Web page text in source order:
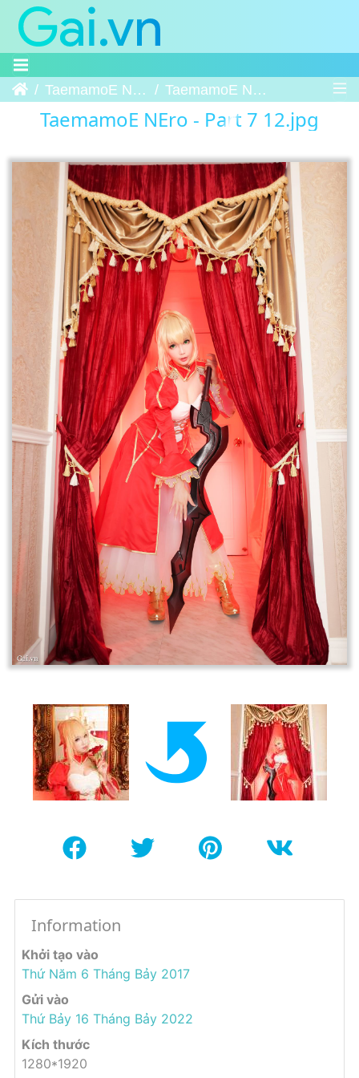
Trang chủTaemamoE NEro - Part 7 TaemamoE NEro - Part 7 12
TaemamoE NEro - Part 7 12.jpg
Information
Khởi tạo vào
Thứ Năm 6 Tháng Bảy 2017
Gửi vào
Thứ Bảy 16 Tháng Bảy 2022
Kích thước
1280*1920